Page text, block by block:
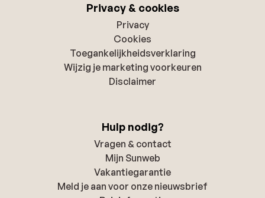
Privacy & cookies
Privacy
Cookies
Toegankelijkheidsverklaring
Wijzig je marketing voorkeuren
Disclaimer
Hulp nodig?
Vragen & contact
Mijn Sunweb
Vakantiegarantie
Meld je aan voor onze nieuwsbrief